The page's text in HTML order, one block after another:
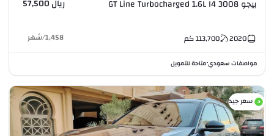
بيجو 3008 GT Line Turbocharged 1.6L I4 ريال 57,500
2020
113,700كم 1,458
/شهر
مواصفات سعودي•متاحة للتمويل
سعر جيد